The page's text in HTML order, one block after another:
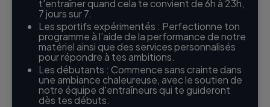
t'entraîner quand cela te convient de 6h à 23h,
7 jours sur 7.
Les sportifs expérimentés : Perfectionne ton
programme à l’aide de la performance de notre
matériel ainsi que des services personnalisés
pour répondre à tes ambitions.
Les débutants : Commence sans crainte dans
une ambiance chaleureuse, avec le soutien de
notre équipe d'entraîneurs qui te guideront
dès tes débuts.